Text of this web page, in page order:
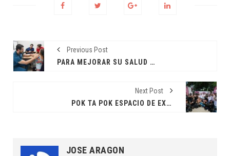
Previous Post
PARA MEJORAR SU SALUD Y CALIDAD DE VIDA
Next Post
POK TA POK ESPACIO DE EXPRESIÓN URBANA
JOSE ARAGON